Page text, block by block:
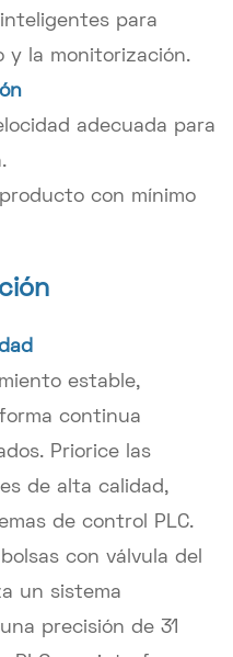
para
la monitorización.
adecuada para
con mínimo
estable,
continua
Priorice las
de alta calidad,
de control PLC.
con válvula del
un sistema
precisión de 31